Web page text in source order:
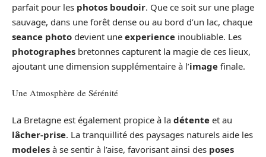
parfait pour les photos boudoir. Que ce soit sur une plage
sauvage, dans une forêt dense ou au bord d’un lac, chaque
seance photo devient une experience inoubliable. Les
photographes bretonnes capturent la magie de ces lieux,
ajoutant une dimension supplémentaire à l’image finale.
Une Atmosphère de Sérénité
La Bretagne est également propice à la détente et au
lâcher-prise. La tranquillité des paysages naturels aide les
modeles à se sentir à l’aise, favorisant ainsi des poses